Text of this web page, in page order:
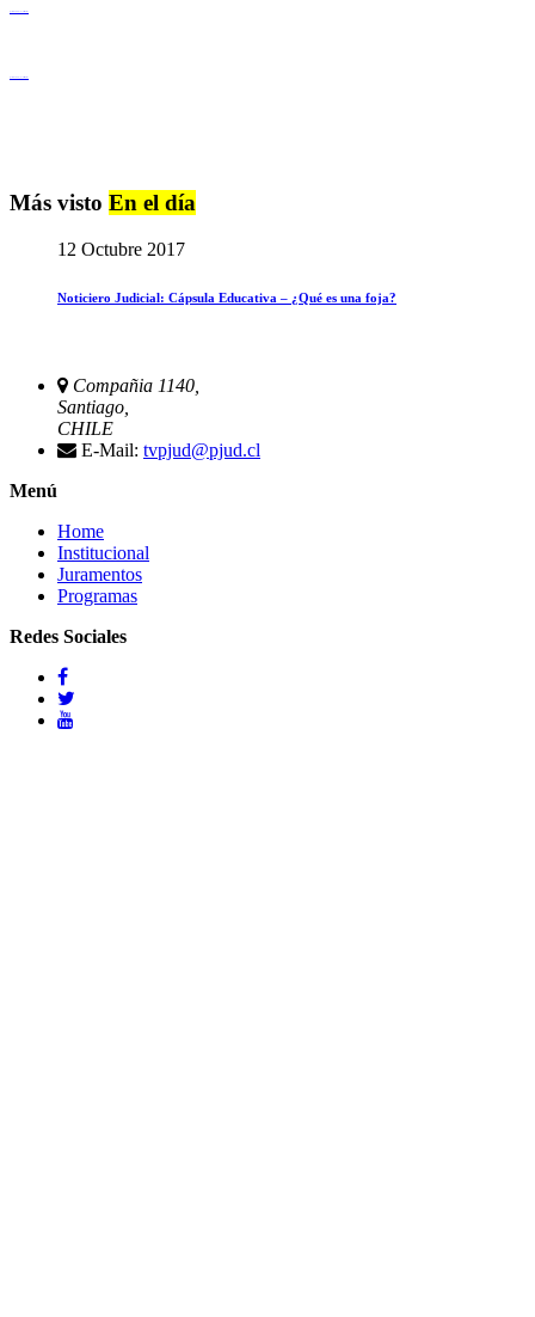
Más visto En el día
12 Octubre 2017
Noticiero Judicial: Cápsula Educativa – ¿Qué es una foja?
Compañia 1140,
Santiago,
CHILE
E-Mail: tvpjud@pjud.cl
Menú
Home
Institucional
Juramentos
Programas
Redes Sociales